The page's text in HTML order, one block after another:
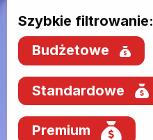
Szybkie filtrowanie:
Budżetowe
Standardowe
Premium